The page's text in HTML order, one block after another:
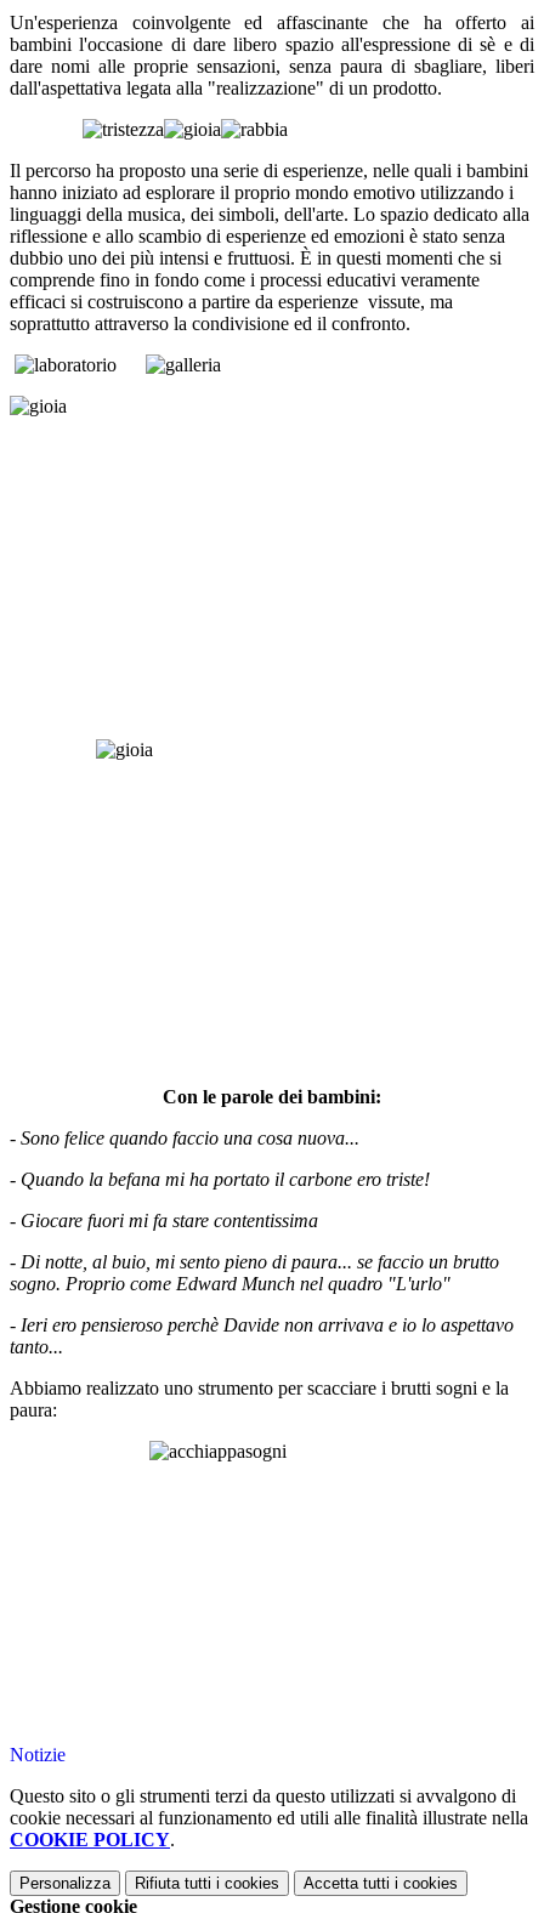
Un'esperienza coinvolgente ed affascinante che ha offerto ai
bambini l'occasione di dare libero spazio all'espressione di sè e di
dare nomi alle proprie sensazioni, senza paura di sbagliare, liberi
dall'aspettativa legata alla "realizzazione" di un prodotto.
Il percorso ha proposto una serie di esperienze, nelle quali i bambini
hanno iniziato ad esplorare il proprio mondo emotivo utilizzando i
linguaggi della musica, dei simboli, dell'arte. Lo spazio dedicato alla
riflessione e allo scambio di esperienze ed emozioni è stato senza
dubbio uno dei più intensi e fruttuosi. È in questi momenti che si
comprende fino in fondo come i processi educativi veramente
efficaci si costruiscono a partire da esperienze vissute, ma
soprattutto attraverso la condivisione ed il confronto.
Con le parole dei bambini:
- Sono felice quando faccio una cosa nuova...
- Quando la befana mi ha portato il carbone ero triste!
- Giocare fuori mi fa stare contentissima
- Di notte, al buio, mi sento pieno di paura... se faccio un brutto
sogno. Proprio come Edward Munch nel quadro "L'urlo"
- Ieri ero pensieroso perchè Davide non arrivava e io lo aspettavo
tanto...
Abbiamo realizzato uno strumento per scacciare i brutti sogni e la
paura:
Notizie
Questo sito o gli strumenti terzi da questo utilizzati si avvalgono di
cookie necessari al funzionamento ed utili alle finalità illustrate nella
COOKIE POLICY.
Personalizza Rifiuta tutti i cookies Accetta tutti i cookies
Gestione cookie